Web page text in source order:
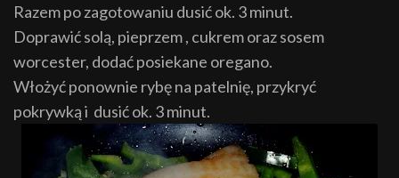
Razem po zagotowaniu dusić ok. 3 minut.
Doprawić solą, pieprzem , cukrem oraz sosem
worcester, dodaćposiekane oregano.
Włożyć ponownie rybęna patelnię, przykryć
pokrywką i dusićok. 3 minut.